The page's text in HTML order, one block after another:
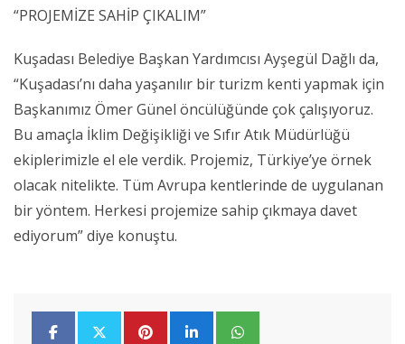
“PROJEMİZE SAHİP ÇIKALIM”
Kuşadası Belediye Başkan Yardımcısı Ayşegül Dağlı da,
“Kuşadası’nı daha yaşanılır bir turizm kenti yapmak için
Başkanımız Ömer Günel öncülüğünde çok çalışıyoruz.
Bu amaçla İklim Değişikliği ve Sıfır Atık Müdürlüğü
ekiplerimizle el ele verdik. Projemiz, Türkiye’ye örnek
olacak nitelikte. Tüm Avrupa kentlerinde de uygulanan
bir yöntem. Herkesi projemize sahip çıkmaya davet
ediyorum” diye konuştu.